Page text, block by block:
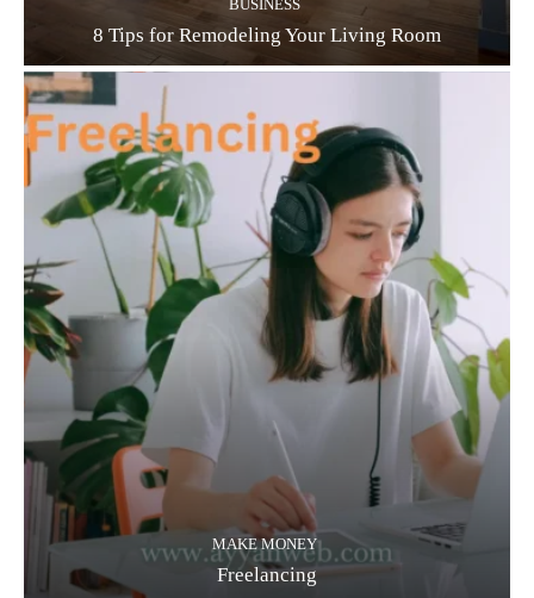
BUSINESS
8 Tips for Remodeling Your Living Room
MAKE MONEY
Freelancing